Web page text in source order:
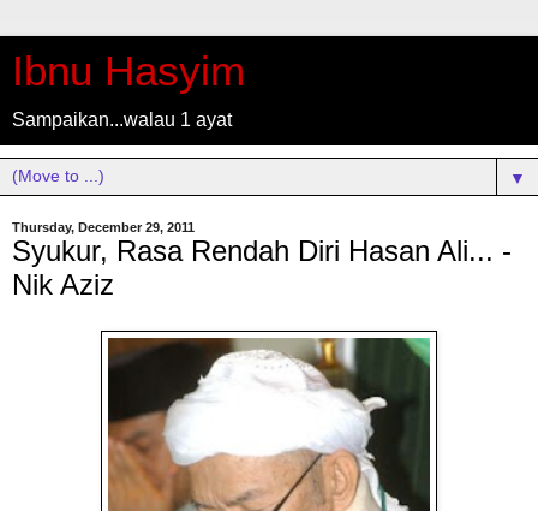
Ibnu Hasyim
Sampaikan...walau 1 ayat
▼
Thursday, December 29, 2011
Syukur, Rasa Rendah Diri Hasan Ali... -
Nik Aziz